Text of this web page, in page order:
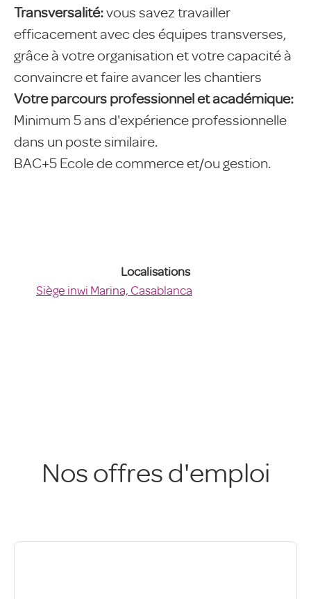
Transversalité:vous savez travailler
efficacement avec des équipes transverses,
grâce à votre organisation et votre capacité à
convaincre et faire avancer les chantiers
Votre parcours professionnel et académique:
Minimum 5 ans d'expérience professionnelle
dans un poste similaire.
BAC+5 Ecole de commerce et/ou gestion.
Localisations
Siège inwi Marina, Casablanca
Nos offres d'emploi